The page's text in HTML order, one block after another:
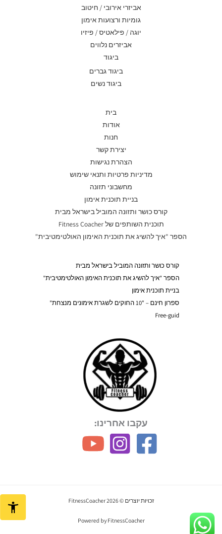
אביזרי אירובי / חיטוב
גומיות ורצועות אימון
יוגה / פילאטיס / פיזיו
אביזרים נלווים
ביגוד
ביגוד גברים
ביגוד נשים
בית
אודות
חנות
יצירת קשר
הצהרת נגישות
מדיניות פרטיות ותנאי שימוש
מחשבוני תזונה
בניית תוכנית אימון
קורס כושר ותזונה המוביל בישראל מבית
תוכנית השותפים של Fitness Coacher
הספר "איך להשיג את תוכנית האימון האולטימטיבית"
קורס כושר ותזונה המוביל בישראל מבית
הספר "איך להשיג את תוכנית האימון האולטימטיבית"
בניית תוכנית אימון
ספרון חינם – "10 החוקים לשגרת אימונים מנצחת"
Free-guid
עקבו אחרינו:
זכויות יוצרים © 2026 FitnessCoacher
Powered by FitnessCoacher